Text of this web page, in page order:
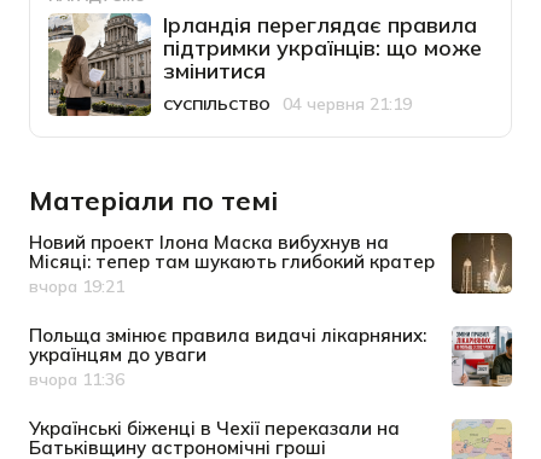
Ірландія переглядає правила
підтримки українців: що може
змінитися
Категорія
СУСПІЛЬСТВО
Дата публікації04 червня 21:19
Матеріали по темі
Новий проект Ілона Маска вибухнув на
Місяці: тепер там шукають глибокий кратер
Дата публікації
вчора 19:21
Польща змінює правила видачі лікарняних:
українцям до уваги
Дата публікації
вчора 11:36
Українські біженці в Чехії переказали на
Батьківщину астрономічні гроші